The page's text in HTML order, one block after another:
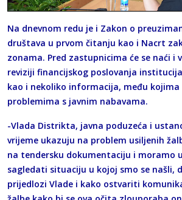
Na dnevnom redu je i Zakon o
društava u prvom čitanju kao i Nacrt
zonama. Pred zastupnicima će se naći i
reviziji financijskog poslovanja
kao i nekoliko informacija, među
problemima s javnim nabavama.
-Vlada Distrikta, javna poduzeća i
vrijeme ukazuju na problem usiljenih
na tendersku dokumentaciju i moramo
sagledati situaciju u kojoj smo se našli,
prijedlozi Vlade i kako ostvariti